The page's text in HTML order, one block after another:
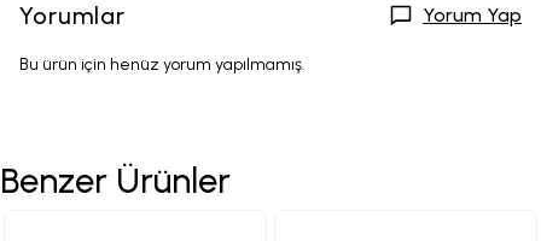
Yorumlar Yorum Yap
Bu ürün için henüz yorum yapılmamış.
Benzer Ürünler